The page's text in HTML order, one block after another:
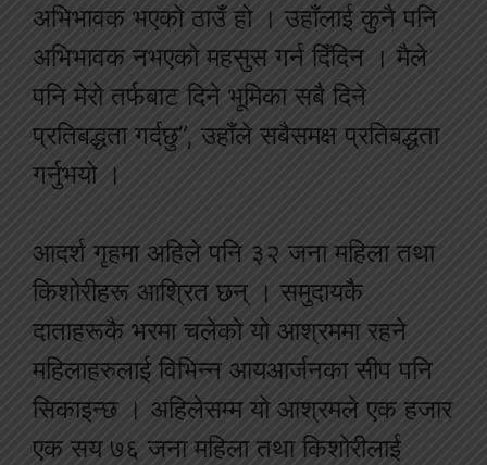
अभिभावक भएको ठाउँ हो । उहाँलाई कुनै पनि
अभिभावक नभएको महसुस गर्न दिँदिन । मैले
पनि मेरो तर्फबाट दिने भूमिका सबै दिने
प्रतिबद्धता गर्दछु”, उहाँले सबैसमक्ष प्रतिबद्धता
गर्नुभयो ।
आदर्श गृहमा अहिले पनि ३२ जना महिला तथा
किशोरीहरू आश्रित छन् । समुदायकै
दाताहरूकै भरमा चलेको यो आश्रममा रहने
महिलाहरुलाई विभिन्न आयआर्जनका सीप पनि
सिकाइन्छ । अहिलेसम्म यो आश्रमले एक हजार
एक सय ७६ जना महिला तथा किशोरीलाई